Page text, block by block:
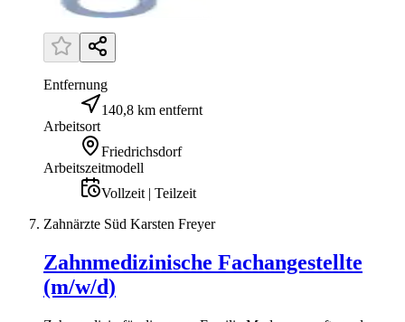
Entfernung
140,8 km entfernt
Arbeitsort
Friedrichsdorf
Arbeitszeitmodell
Vollzeit | Teilzeit
Zahnärzte Süd Karsten Freyer
Zahnmedizinische Fachangestellte
(m/w/d)